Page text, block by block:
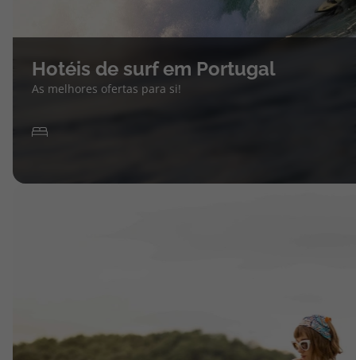
Hotéis de surf em Portugal
As melhores ofertas para si!